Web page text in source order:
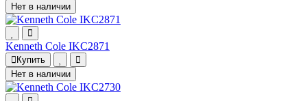
Нет в наличии
Kenneth Cole IKC2871
Купить
Нет в наличии